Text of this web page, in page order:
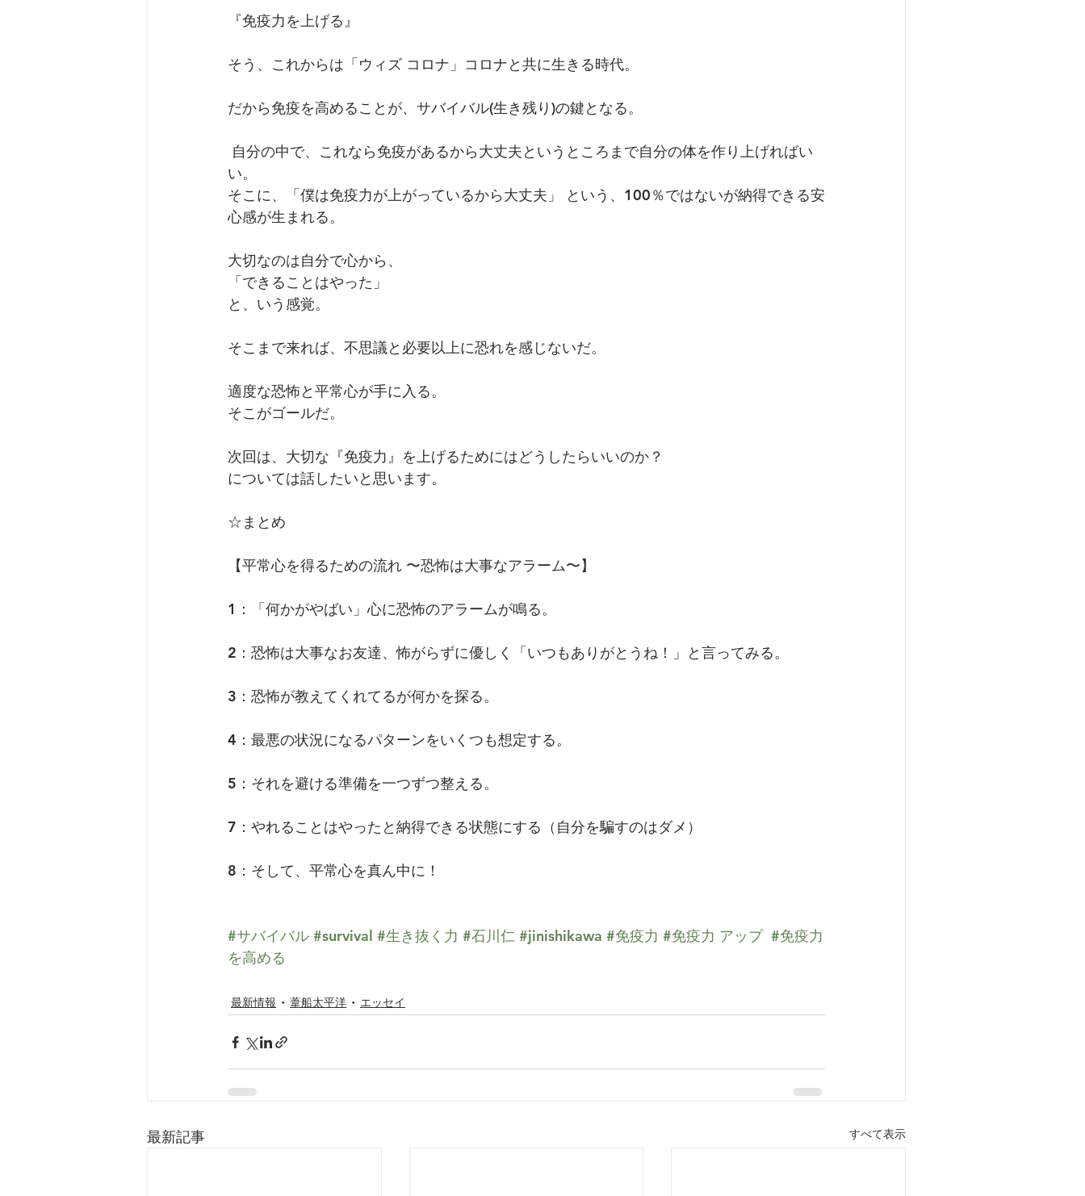
『免疫力を上げる』
そう、これからは「ウィズ コロナ」コロナと共に生きる時代。
だから免疫を高めることが、サバイバル(生き残り)の鍵となる。
い。
そこに、「僕は免疫力が上がっているから大丈夫」 という、100％ではないが納得できる安
心感が生まれる。
大切なのは自分で心から、
「できることはやった」
と、いう感覚。
そこまで来れば、不思議と必要以上に恐れを感じないだ。
適度な恐怖と平常心が手に入る。
そこがゴールだ。
次回は、大切な『免疫力』を上げるためにはどうしたらいいのか？
については話したいと思います。
☆まとめ
【平常心を得るための流れ 〜恐怖は大事なアラーム〜】
1：「何かがやばい」心に恐怖のアラームが鳴る。
2：恐怖は大事なお友達、怖がらずに優しく「いつもありがとうね！」と言ってみる。
3：恐怖が教えてくれてるが何かを探る。
4：最悪の状況になるパターンをいくつも想定する。
5：それを避ける準備を一つずつ整える。
7：やれることはやったと納得できる状態にする（自分を騙すのはダメ）
8：そして、平常心を真ん中に！
#サバイバル #survival #生き抜く力 #石川仁 #jinishikawa #免疫力 #免疫力 アップ #免疫力
を高める
最新情報 葦船太平洋 エッセイ
最新記事 すべて表示